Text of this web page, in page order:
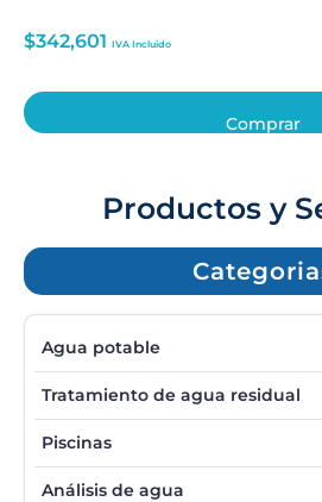
$342,601 IVA Incluido
Comprar
Productos y
Agua potable
Tratamiento de agua residual
Piscinas
Análisis de agua